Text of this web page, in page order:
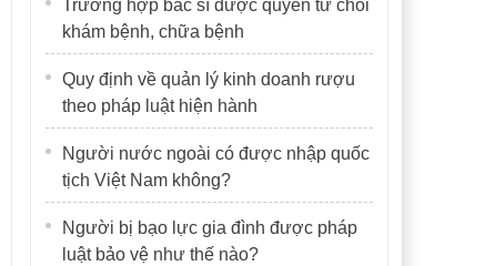
Trường hợp bác sĩ được quyền từ chối
khám bệnh, chữa bệnh
Quy định về quản lý kinh doanh rượu
theo pháp luật hiện hành
Người nước ngoài có được nhập quốc
tịch Việt Nam không?
Người bị bạo lực gia đình được pháp
luật bảo vệ như thế nào?